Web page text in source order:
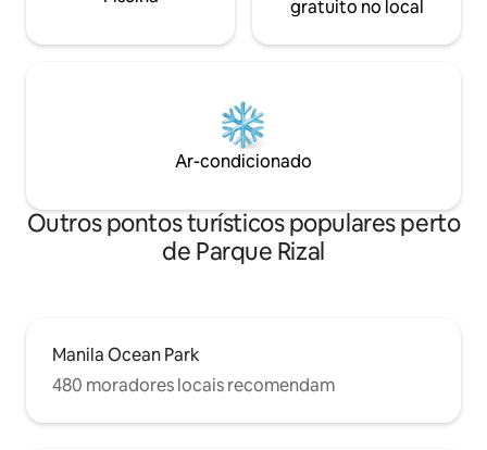
gratuito no local
Ar-condicionado
Outros pontos turísticos populares perto
de Parque Rizal
Manila Ocean Park
480 moradores locais recomendam